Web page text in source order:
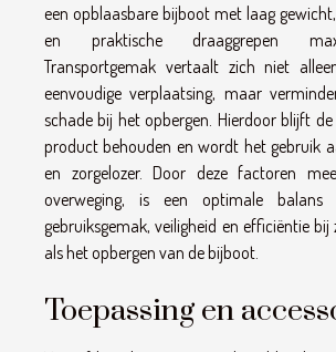
een opblaasbare bijboot met laag
en praktische draaggrepen
Transportgemak vertaalt zich niet
eenvoudige verplaatsing, maar
schade bij het opbergen. Hierdoor blijft
product behouden en wordt het gebruik
en zorgelozer. Door deze factoren
overweging, is een optimale
gebruiksgemak, veiligheid en efficiëntie
als het opbergen van de bijboot.
Toepassing en